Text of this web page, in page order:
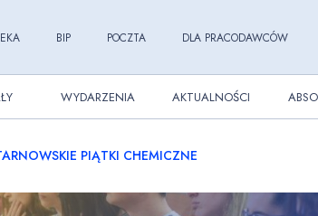
BIP POCZTA DLA PRACODAWCÓW
WYDARZENIA AKTUALNOŚCI
PIĄTKI CHEMICZNE